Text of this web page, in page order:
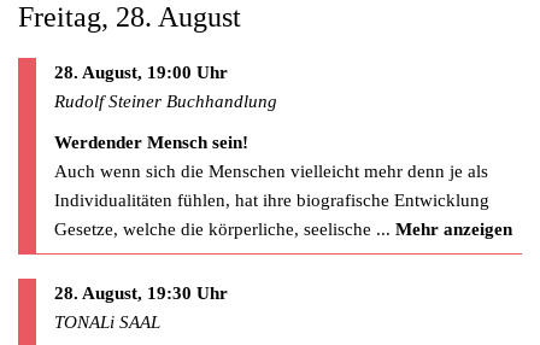
Freitag, 28. August
28. August, 19:00 Uhr
Rudolf Steiner Buchhandlung
Werdender Mensch sein!
Auch wenn sich die Menschen vielleicht mehr denn je als
Individualitäten fühlen, hat ihre biografische Entwicklung
Gesetze, welche die körperliche, seelische ... Mehr anzeigen
28. August, 19:30 Uhr
TONALi SAAL